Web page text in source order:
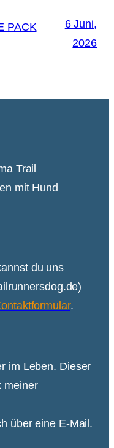
PACK
6 Juni,
2026
Trail
mit Hund
du uns
.
im Leben. Dieser
meiner
über eine E-Mail.